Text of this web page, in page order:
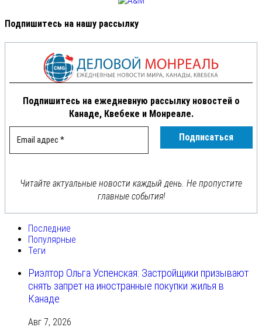
Подпишитесь на нашу рассылку
Подпишитесь на ежедневную рассылку новостей о
Канаде, Квебеке и Монреале.
Читайте актуальные новости каждый день. Не пропустите
главные события!
Последние
Популярные
Теги
Риэлтор Ольга Успенская: Застройщики призывают
снять запрет на иностранные покупки жилья в
Канаде
Авг 7, 2026